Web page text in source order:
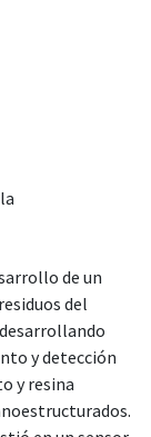
de un
del
y detección
y resina